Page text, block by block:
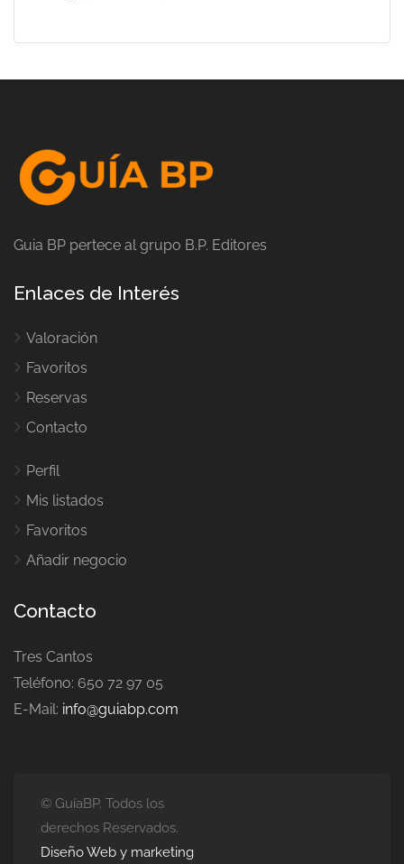
Guia BP pertece al grupo B.P. Editores
Enlaces de Interés
Valoración
Favoritos
Reservas
Contacto
Perfil
Mis listados
Favoritos
Añadir negocio
Contacto
Tres Cantos
Teléfono: 650 72 97 05
E-Mail: info@guiabp.com
© GuíaBP. Todos los
derechos Reservados.
Diseño Web y marketing